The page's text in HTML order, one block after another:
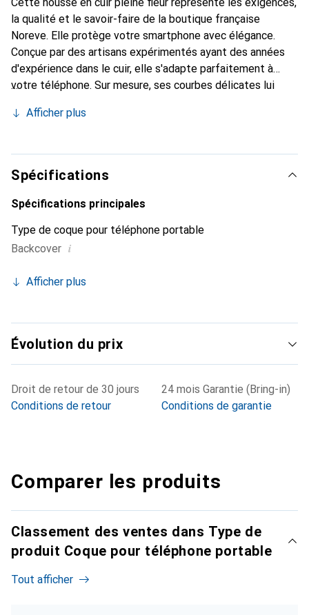
la qualité et le savoir-faire de la boutique française
Noreve. Elle protège votre smartphone avec élégance.
Conçue par des artisans expérimentés ayant des années
d'expérience dans le cuir, elle s'adapte parfaitement à
votre téléphone. Sur mesure, ses courbes délicates lui
l'accessoire chic et indispensable pour votre smartphone.
haute qualité, la marque Noreve est un choix fiable pour
une clientèle exigeante.
Afficher plus
Spécifications
Spécifications principales
Type de coque pour téléphone portable
Backcover i
Afficher plus
Évolution du prix
Droit de retour de 30 jours
Conditions de retour
24 mois Garantie (Bring-in)
Conditions de garantie
Comparer les produits
Classement des ventes dans Type de
produit Coque pour téléphone portable
Tout afficher